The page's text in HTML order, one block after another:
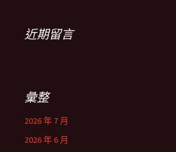
近期留言
彙整
2026 年 7 月
2026 年 6 月